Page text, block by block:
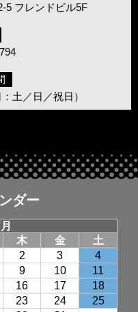
5 フレンドビル5F
土／日／祝日）
ダー